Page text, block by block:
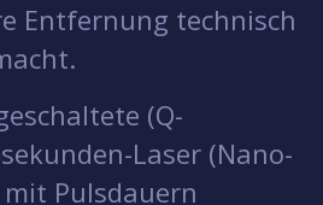
Entfernung technisch
(Q-
Laser (Nano-
Pulsdauern